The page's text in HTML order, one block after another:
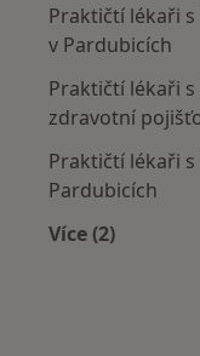
Praktičtí lékaři
v Pardubicích
Praktičtí lékaři
zdravotní
Praktičtí lékaři
Pardubicích
Více (2)